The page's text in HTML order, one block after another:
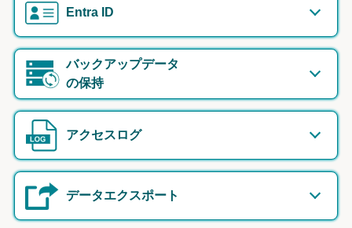
Entra ID
バックアップデータ
の保持
アクセスログ
データエクスポート